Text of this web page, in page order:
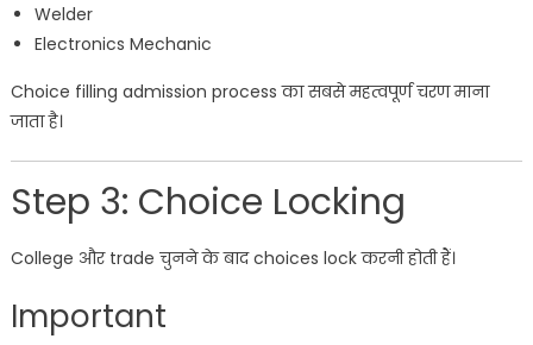
Welder
Electronics Mechanic
Choice filling admission process का सबसे महत्वपूर्ण चरण माना
जाता है।
Step 3: Choice Locking
College और trade चुनने के बाद choices lock करनी होती हैं।
Important